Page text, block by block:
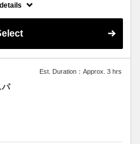
ストな選択をさせて頂きます。
ブランドの「ルネフルトレール」を
めするヘッドスパです。
Est. Duration：Approx. 3 hrs
パ